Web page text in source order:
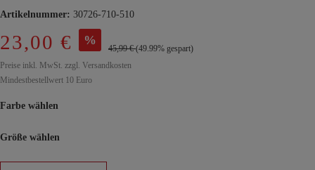
Artikelnummer: 30726-710-510
23,00 € %
45,99 €(49.99% gespart)
Preise inkl. MwSt. zzgl. Versandkosten
Mindestbestellwert 10 Euro
Farbe wählen
Größe wählen